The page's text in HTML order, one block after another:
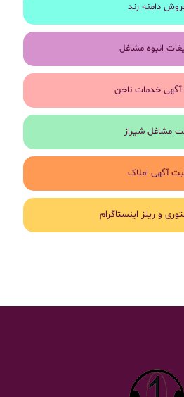
دامنه رند
انبوه مشاغل
خدمات ناخن
مشاغل شیراز
آگهی املاک
و ریلز اینستاگرام